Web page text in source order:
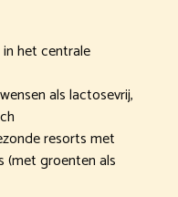
het centrale
als lactosevrij,
resorts met
(met groenten als